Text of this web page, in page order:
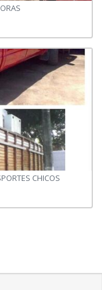
CHICOS